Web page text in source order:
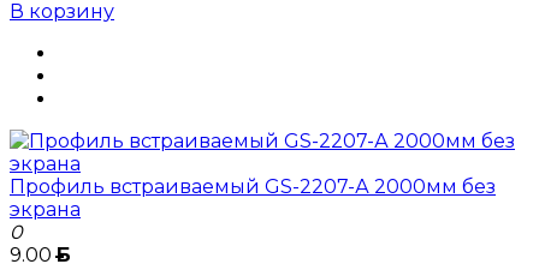
В корзину
Профиль встраиваемый GS-2207-А 2000мм без
экрана
0
9.00Б